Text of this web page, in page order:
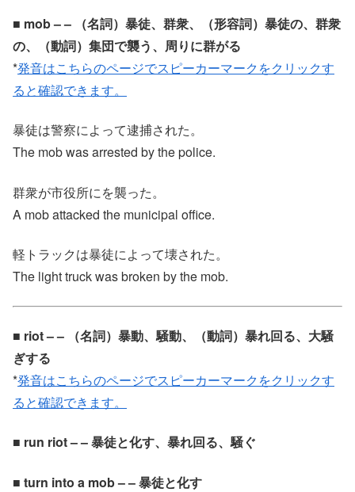
■ mob – – （名詞）暴徒、群衆、（形容詞）暴徒の、群衆
の、（動詞）集団で襲う、周りに群がる
*発音はこちらのページでスピーカーマークをクリックす
ると確認できます。
暴徒は警察によって逮捕された。
The mob was arrested by the police.
群衆が市役所にを襲った。
A mob attacked the municipal office.
軽トラックは暴徒によって壊された。
The light truck was broken by the mob.
■ riot – – （名詞）暴動、騒動、（動詞）暴れ回る、大騒
ぎする
*発音はこちらのページでスピーカーマークをクリックす
ると確認できます。
■ run riot – – 暴徒と化す、暴れ回る、騒ぐ
■ turn into a mob – – 暴徒と化す